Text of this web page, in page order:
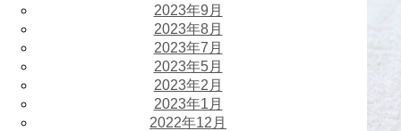
2023年9月
2023年8月
2023年7月
2023年5月
2023年2月
2023年1月
2022年12月